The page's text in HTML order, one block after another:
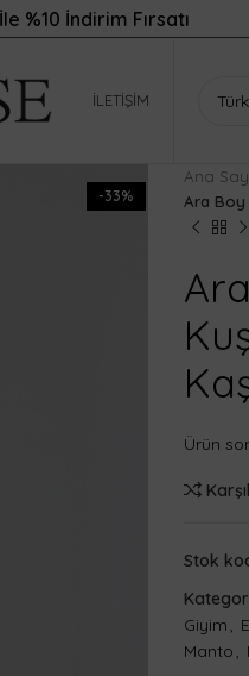
%10 İndirim Fırsatı
İLETIŞIM
-33%
Ana
Ara Boy
Ürün
Stok
Giyim,
Manto,